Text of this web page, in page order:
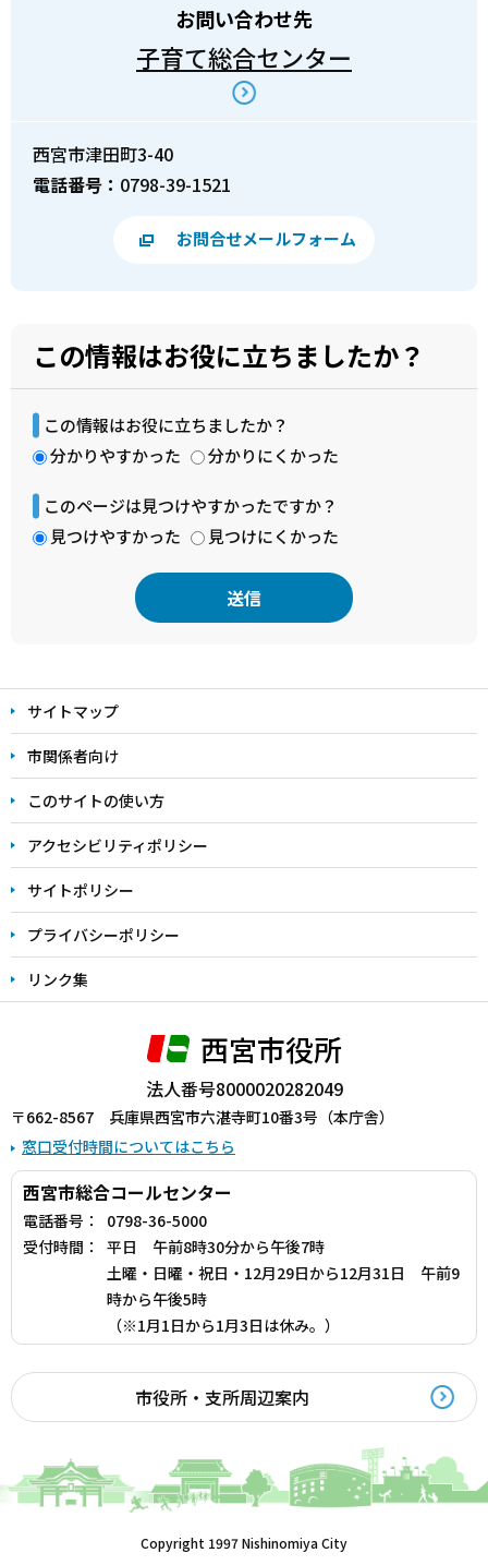
お問い合わせ先
子育て総合センター
西宮市津田町3-40
電話番号： 0798-39-1521
お問合せメールフォーム
この情報はお役に立ちましたか？
この情報はお役に立ちましたか？
分かりやすかった
分かりにくかった
このページは見つけやすかったですか？
見つけやすかった
見つけにくかった
文
こ
こ
ま
で
サイトマップ
市関係者向け
このサイトの使い方
アクセシビリティポリシー
サイトポリシー
プライバシーポリシー
リンク集
西宮市役所
法人番号8000020282049
〒662-8567 兵庫県西宮市六湛寺町10番3号（本庁舎）
窓口受付時間についてはこちら
西宮市総合コールセンター
電話番号：
0798-36-5000
受付時間：
平日 午前8時30分から午後7時
土曜・日曜・祝日・12月29日から12月31日 午前9
時から午後5時
（※1月1日から1月3日は休み。）
市役所・支所周辺案内
Copyright 1997 Nishinomiya City